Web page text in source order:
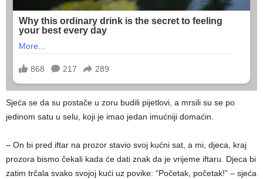
Sjeća se da su postače u zoru budili pijetlovi, a mrsili su se po
jedinom satu u selu, koji je imao jedan imućniji domaćin.
– On bi pred iftar na prozor stavio svoj kućni sat, a mi, djeca, kraj
prozora bismo čekali kada će dati znak da je vrijeme iftaru. Djeca bi
zatim trčala svako svojoj kući uz povike: “Početak, početak!” – sjeća